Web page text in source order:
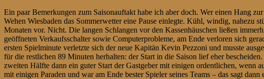
Ein paar Bemerkungen zum Saisonauftakt habe ich aber doch. Wer einen Hang
Wehen Wiesbaden das Sommerwetter eine Pause einlegte. Kühl, windig, nahezu
Monaten vor. Nicht. Die langen Schlangen vor den Kassenhäuschen ließen
geöffneten Verkaufsschalter sowie Computerprobleme, am Ende verloren sich
ersten Spielminute verletzte sich der neue Kapitän Kevin Pezzoni und musste
für die restlichen 89 Minuten herhalten: der Start in die Saison lief eher
zweiten Hälfte dann ein guter Start der Gastgeber mit einigen ordentlichen,
mit einigen Paraden und war am Ende bester Spieler seines Teams – das sagt dann